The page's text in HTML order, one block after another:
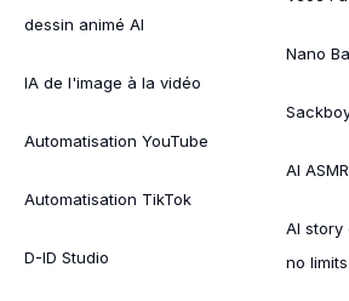
dessin animé AI
IA de l'image à la vidéo
Automatisation YouTube
Automatisation TikTok
D-ID Studio
Nano
AI ASMR
AI story
no limits